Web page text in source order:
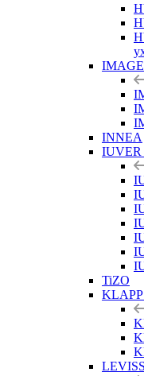
IMAGE
INNEA
IUVER
TiZO
KLAPP